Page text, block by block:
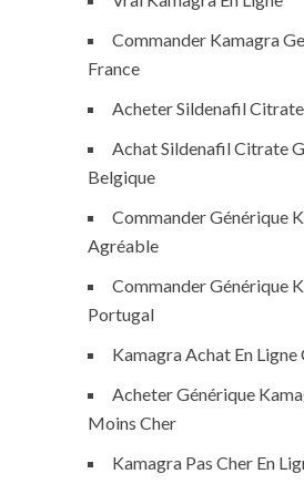
Commander Kamagra
France
Acheter Sildenafil
Achat Sildenafil Citrate
Belgique
Commander Générique
Agréable
Commander Générique
Portugal
Kamagra Achat En Ligne
Acheter Générique
Moins Cher
Kamagra Pas Cher En